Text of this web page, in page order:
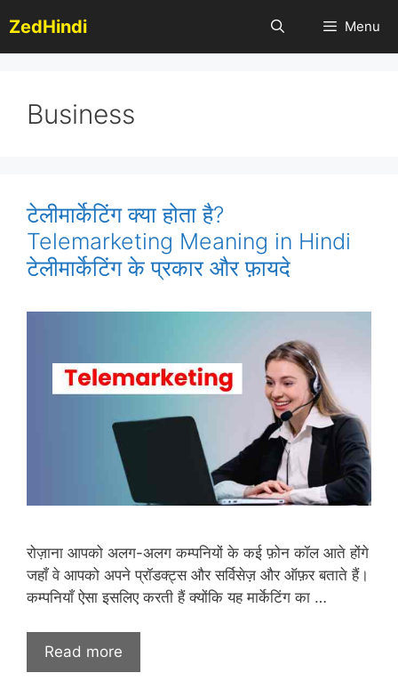
to
content
ZedHindi Menu
Business
टेलीमार्केटिंग क्या होता है?
Telemarketing Meaning in Hindi
टेलीमार्केटिंग के प्रकार और फ़ायदे
रोज़ाना आपको अलग-अलग कम्पनियों के कई फ़ोन कॉल आते होंगे
जहाँ वे आपको अपने प्रॉडक्ट्स और सर्विसेज़ और ऑफ़र बताते हैं।
कम्पनियाँ ऐसा इसलिए करती हैं क्योंकि यह मार्केटिंग का …
Read more